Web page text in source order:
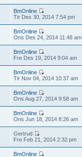
BmOnline
Tir Des 30, 2014 7:54 pm
BmOnline
Ons Des 24, 2014 11:48 am
BmOnline
Fre Des 19, 2014 9:04 am
BmOnline
Tir Nov 04, 2014 10:37 am
BmOnline
Ons Aug 27, 2014 9:58 am
BmOnline
Ons Jun 18, 2014 8:26 am
Gertrud
Fre Feb 21, 2014 2:32 pm
BmOnline